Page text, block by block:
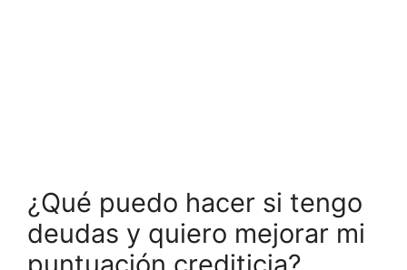
¿Qué puedo hacer si tengo
deudas y quiero mejorar mi
puntuación crediticia?